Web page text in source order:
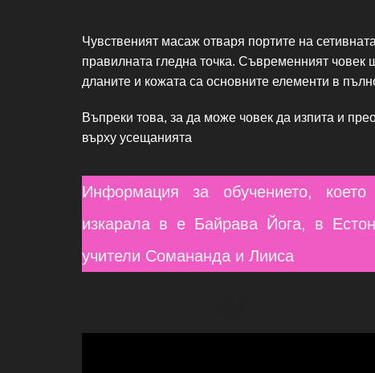
Чувственият масаж отваря портите на
правилната гледна точка. Съвременният
дланите и кожата са основните елементи в
Въпреки това, за да може човек да изпита и
върху усещанията
Информация за обучението,
изкарала в е Байрава Йога, в
учители Сомананда и Лииса